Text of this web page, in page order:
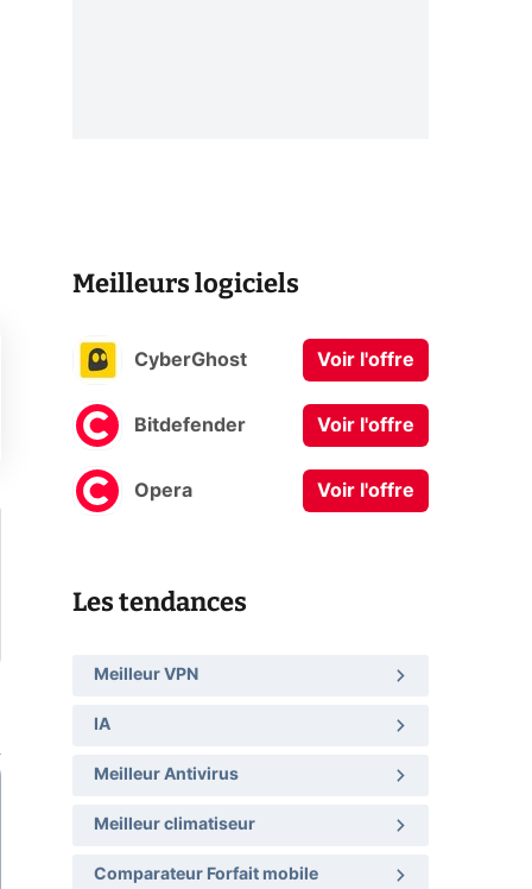
Meilleurs logiciels
CyberGhost Voir l'offre
Bitdefender Voir l'offre
Opera Voir l'offre
Les tendances
Meilleur VPN
IA
Meilleur Antivirus
Meilleur climatiseur
Comparateur Forfait mobile